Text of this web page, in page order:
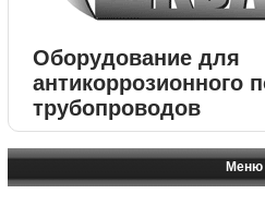
Оборудование для
антикоррозионного
трубопроводов
Меню